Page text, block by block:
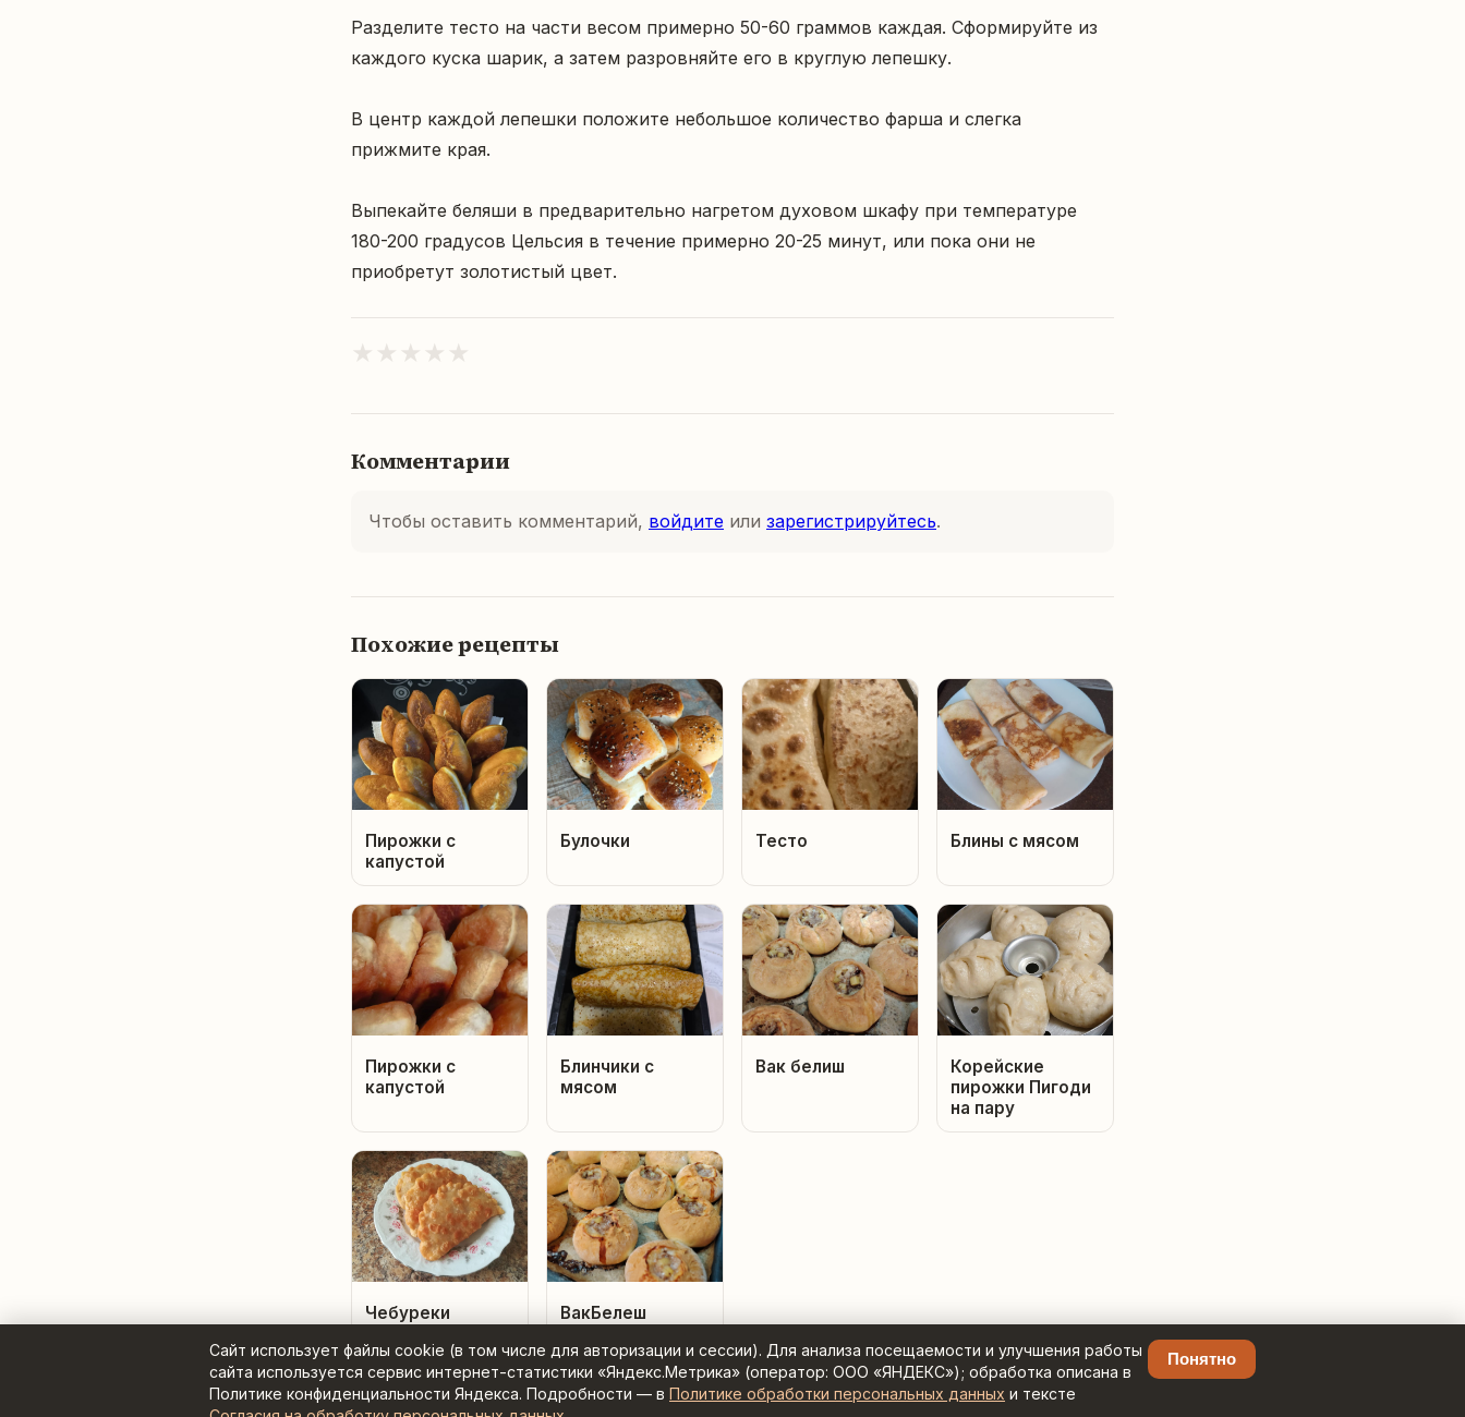
Сайт использует файлы cookie (в том числе для авторизации и сессии). Для анализа посещаемости и улучшения работы
сайта используется сервис интернет-статистики «Яндекс.Метрика» (оператор: ООО «ЯНДЕКС»); обработка описана в
Политике конфиденциальности Яндекса. Подробности — в Политике обработки персональных данных и тексте
Понятно
Разделите тесто на части весом примерно 50-60 граммов каждая. Сформируйте из
каждого куска шарик, а затем разровняйте его в круглую лепешку.
В центр каждой лепешки положите небольшое количество фарша и слегка
прижмите края.
Выпекайте беляши в предварительно нагретом духовом шкафу при температуре
180-200 градусов Цельсия в течение примерно 20-25 минут, или пока они не
приобретут золотистый цвет.
★ ★ ★ ★ ★
Комментарии
Чтобы оставить комментарий, войдите или зарегистрируйтесь.
Похожие рецепты
Пирожки с
капустой
Булочки Тесто Блины с мясом
Пирожки с
капустой
Блинчики с
мясом
Вак белиш
Корейские
пирожки Пигоди
на пару
Чебуреки ВакБелеш